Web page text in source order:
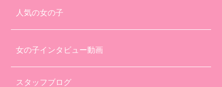
人気の女の子
女の子インタビュー動画
スタッフブログ